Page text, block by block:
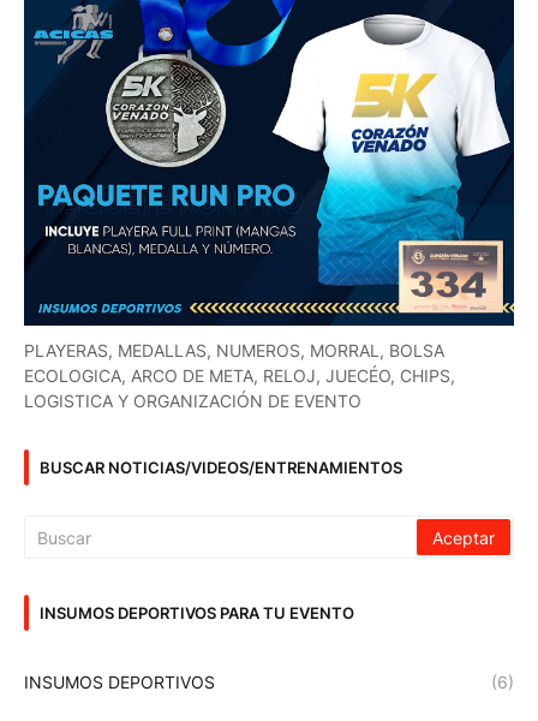
PLAYERAS, MEDALLAS, NUMEROS, MORRAL, BOLSA
ECOLOGICA, ARCO DE META, RELOJ, JUECÉO, CHIPS,
LOGISTICA Y ORGANIZACIÓN DE EVENTO
BUSCAR NOTICIAS/VIDEOS/ENTRENAMIENTOS
INSUMOS DEPORTIVOS PARA TU EVENTO
INSUMOS DEPORTIVOS (6)